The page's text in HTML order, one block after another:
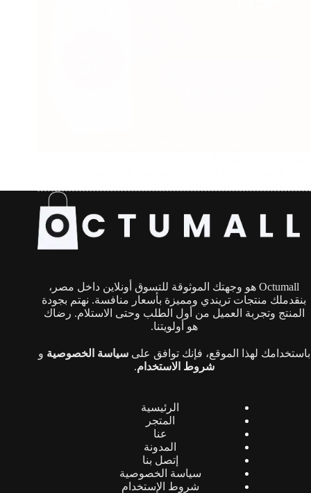
نون السعودية، ونون الإمارات. تسوق الآن واحصل على…
Octumall هو وجهتك الموثوقة للتسوق أونلاين داخل مصر،
بنقدملك منتجات تريندي ومميزة بأسعار منافسة. نهتم بجودة
المنتج وتجربة العميل من أول الطلب وحتى الاستلام. رضاك
هو أولويتنا.
باستخدامك لهذا الموقع، فإنك توافق علىسياسة الخصوصية و
شروط الاستخدام.
الرئيسية
المتجر
عنا
المدونة
إتصل بنا
سياسة الخصوصية
شروط الإستخدام